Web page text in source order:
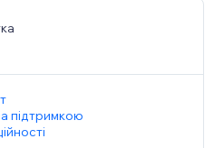
підтримкою